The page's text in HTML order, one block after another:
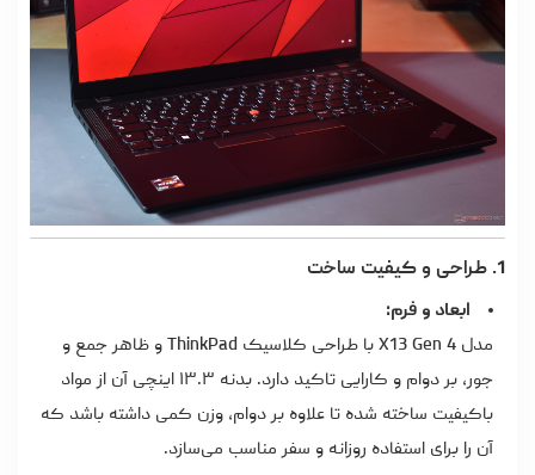
1. طراحی و کیفیت ساخت
ابعاد و فرم:
مدل X13 Gen 4 با طراحی کلاسیک ThinkPad و ظاهر جمع و
جور، بر دوام و کارایی تاکید دارد. بدنه ۱۳.۳ اینچی آن از مواد
باکیفیت ساخته شده تا علاوه بر دوام، وزن کمی داشته باشد که
آن را برای استفاده روزانه و سفر مناسب می‌سازد.